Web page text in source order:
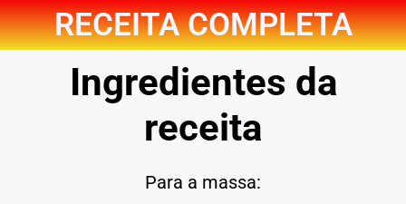
RECEITA COMPLETA
Ingredientes da
receita
Para a massa: